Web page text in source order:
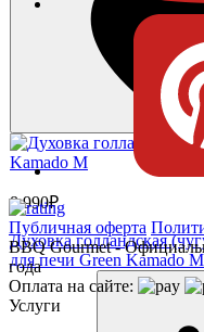
8 990₽
Духовка голландская
для печи Green Kamado M
Публичная оферта
BBQ Gourmet -
года
Оплата на сайте:
Услуги